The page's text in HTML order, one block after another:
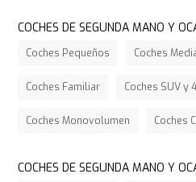
COCHES DE SEGUNDA MANO Y
Coches Pequeños Coches
Coches Familiar Coches SUV y
Coches Monovolumen Coches
COCHES DE SEGUNDA MANO Y